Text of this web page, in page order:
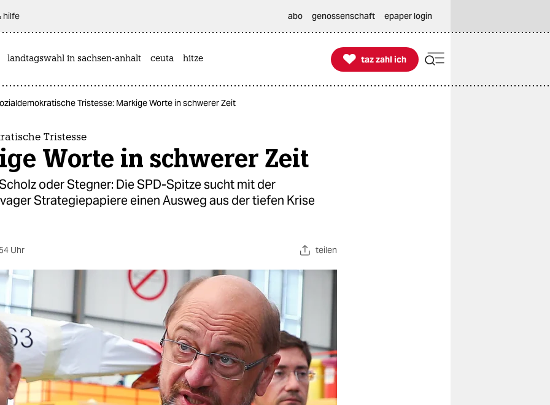
hilfe abo genossenschaft epaper login
landtagswahl in sachsen-anhalt ceuta hitze 
taz zahl ich
taz zahl ich
Tristesse: Markige Worte in schwerer Zeit
Tristesse
Worte in schwerer Zeit
oder Stegner: Die SPD-Spitze sucht mit der
Strategiepapiere einen Ausweg aus der tiefen Krise
Uhr teilen